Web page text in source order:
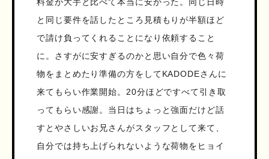
と同じ要件を話したところ見積もりが半額ほど
で請け負ってくれることになり依頼すること
に。さすがに安すぎるのかと思い自分で色々荷
物をまとめたり準備の方をしてKADODEさんに
来てもらい作業開始。20分ほどですべて引き取
ってもらい感謝。当日はちょっと強面だけど話
すとやさしいお兄さんがスタッフとして来て、
自分では持ち上げられないような荷物をヒョイ